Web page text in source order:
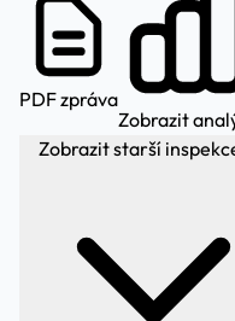
PDF zpráva
Zobrazit
Zobrazit starší